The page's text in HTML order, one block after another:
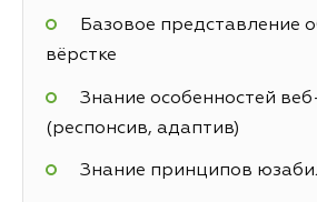
Базовое представление
вёрстке
Знание особенностей
(респонсив, адаптив)
Знание принципов